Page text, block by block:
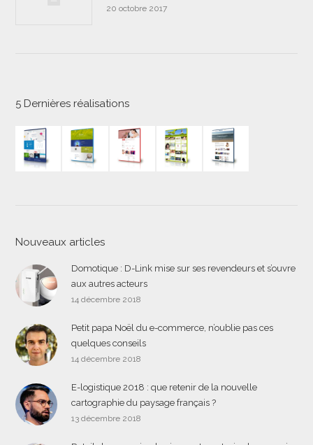
20 octobre 2017
5 Dernières réalisations
Nouveaux articles
Domotique : D-Link mise sur ses revendeurs et s’ouvre
aux autres acteurs
14 décembre 2018
Petit papa Noël du e-commerce, n’oublie pas ces
quelques conseils
14 décembre 2018
E-logistique 2018 : que retenir de la nouvelle
cartographie du paysage français ?
13 décembre 2018